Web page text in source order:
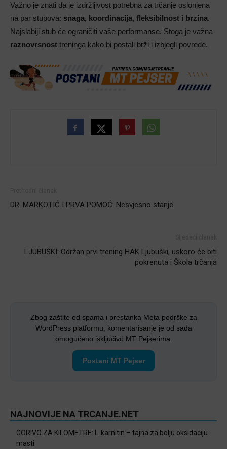
Važno je znati da je izdržljivost potrebna za trčanje oslonjena
na par stupova: snaga, koordinacija, fleksibilnost i brzina.
Najslabiji stub će ograničiti vaše performanse. Stoga je važna
raznovrsnost treninga kako bi postali brži i izbjegli povrede.
DR. MARKOTIĆ I PRVA POMOĆ: Nesvjesno stanje
LJUBUŠKI: Održan prvi trening HAK Ljubuški, uskoro će biti
pokrenuta i Škola trčanja
Zbog zaštite od spama i prestanka Meta podrške za
WordPress platformu, komentarisanje je od sada
omogućeno isključivo MT Pejserima.
Postani MT Pejser
NAJNOVIJE NA TRCANJE.NET
GORIVO ZA KILOMETRE: L-karnitin – tajna za bolju oksidaciju
masti